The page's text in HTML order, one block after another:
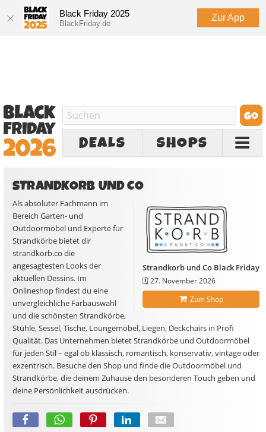
Black Friday 2025
BlackFriday.de
Zur App
DEALS SHOPS
STRANDKORB UND CO
Strandkorb und Co Black Friday
🗓️27. November 2026
Zum Shop
Als absoluter Fachmann im
Bereich Garten- und
Outdoormöbel und Experte für
Strandkörbe bietet dir
strandkorb.co die
angesagtesten Looks der
aktuellen Dessins. Im
Onlineshop findest du eine
unvergleichliche Farbauswahl
und die schönsten Strandkörbe,
Stühle, Sessel, Tische, Loungemöbel, Liegen, Deckchairs in Profi
Qualität. Das Unternehmen bietet Strandkörbe und Outdoormöbel
für jeden Stil – egal ob klassisch, romantisch, konservativ, vintage oder
exzentrisch. Besuche den Shop und finde die Outdoormöbel und
Strandkörbe, die deinem Zuhause den besonderen Touch geben und
deine Persönlichkeit ausdrücken.